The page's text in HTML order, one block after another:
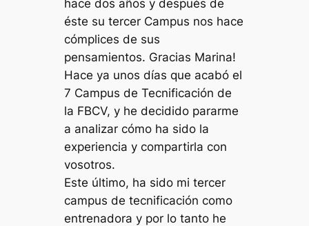
hace dos años y después de
éste su tercer Campus nos hace
cómplices de sus
pensamientos. Gracias Marina!
Hace ya unos días que acabó el
7 Campus de Tecnificación de
la FBCV, y he decidido pararme
a analizar cómo ha sido la
experiencia y compartirla con
vosotros.
Este último, ha sido mi tercer
campus de tecnificación como
entrenadora y por lo tanto he